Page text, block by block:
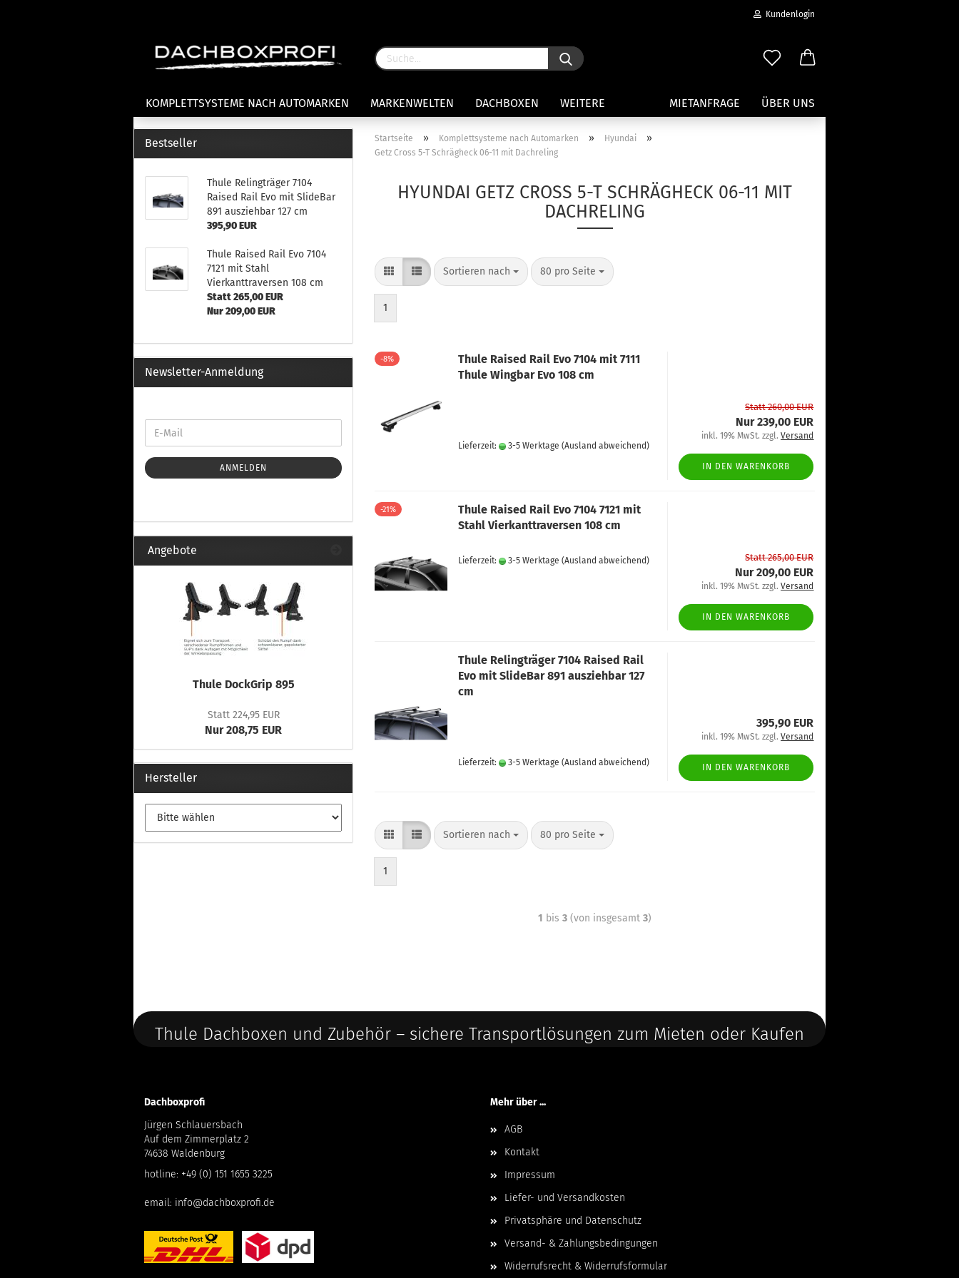
Kundenlogin
Konto erstellen
KOMPLETTSYSTEME NACH AUTOMARKEN MARKENWELTEN DACHBOXEN MIETANFRAGE ÜBER UNS
WEITERE
Dachfahrradträger
Heckklappenfahrradträger
Anhängekupplungsträger
Zubehör Fahrradträger
Lastenträgerfüße
Laststreben
Clamp Fußsatz Fahrzeuge mit
normalen Dach
Thule Kits 30.. für 753 Fußsatz
Thule Montagekits 40.. für 753
Thule Montagekits 60.. für 7106
Thule Montagekits 70.. für 7107
Fußsatz Fahrzeuge mit
Paddleboard Traeger
Kajak und Kanuträger
Träger für Surfbretter
Dachskiträger
Zubehör anzeigen
Thule Ersatzteile
Schliesszylinder
Diebstahlschutz
Startseite » Komplettsysteme nach Automarken » Hyundai »
Getz Cross 5-T Schrägheck 06-11 mit Dachreling
HYUNDAI GETZ CROSS 5-T SCHRÄGHECK 06-11 MIT
DACHRELING
Sortieren nach 80 pro Seite
1
-8%
Thule Raised Rail Evo 7104 mit 7111
Thule Wingbar Evo 108 cm
Lieferzeit: 3-5 Werktage (Ausland abweichend)
Statt 260,00 EUR
Nur 239,00 EUR
inkl. 19% MwSt. zzgl.Versand
IN DEN WARENKORB
-21%
Thule Raised Rail Evo 7104 7121 mit
Stahl Vierkanttraversen 108 cm
Lieferzeit: 3-5 Werktage (Ausland abweichend) Statt 265,00 EUR
Nur 209,00 EUR
inkl. 19% MwSt. zzgl.Versand
IN DEN WARENKORB
Thule Relingträger 7104 Raised Rail
Evo mit SlideBar 891 ausziehbar 127
cm
Lieferzeit: 3-5 Werktage (Ausland abweichend)
395,90 EUR
inkl. 19% MwSt. zzgl.Versand
IN DEN WARENKORB
Sortieren nach 80 pro Seite
1
1 bis3 (von insgesamt3)
Bestseller
Thule Relingträger 7104
Raised Rail Evo mit SlideBar
891 ausziehbar 127 cm
395,90 EUR
Thule Raised Rail Evo 7104
7121 mit Stahl
Vierkanttraversen 108 cm
Statt 265,00 EUR
Nur 209,00 EUR
Newsletter-Anmeldung
ANMELDEN
Angebote
Thule DockGrip 895
Statt 224,95 EUR
Nur 208,75 EUR
Hersteller
Thule Dachboxen und Zubehör – sichere Transportlösungen zum Mieten oder Kaufen
Dachboxprofi
Jürgen Schlauersbach
Auf dem Zimmerplatz 2
74638 Waldenburg
hotline: +49 (0) 151 1655 3225
email: info@dachboxprofi.de
Mehr über ...
AGB
Kontakt
Impressum
Liefer- und Versandkosten
Privatsphäre und Datenschutz
Versand- & Zahlungsbedingungen
Widerrufsrecht & Widerrufsformular